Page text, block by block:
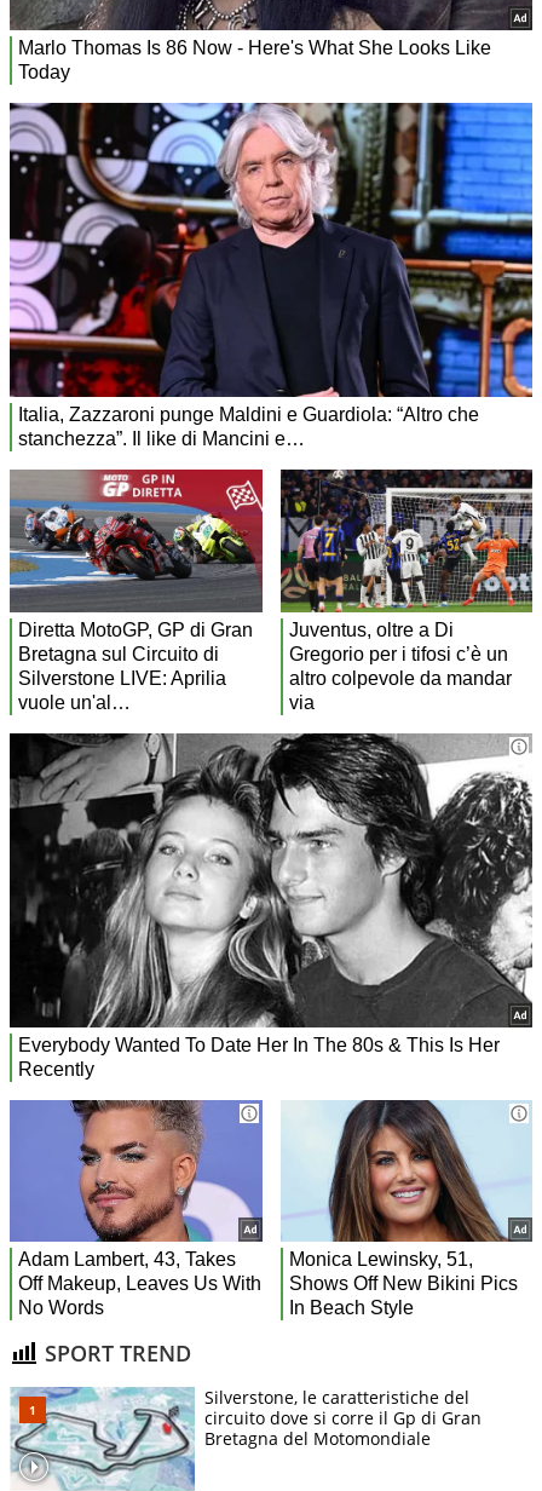
SPORT TREND
Silverstone, le caratteristiche del
circuito dove si corre il Gp di Gran
Bretagna del Motomondiale